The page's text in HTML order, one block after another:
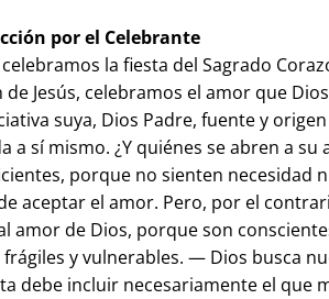
por el Celebrante
la fiesta del Sagrado
de Jesús, celebramos el amor que
suya, Dios Padre, fuente y
a sí mismo. ¿Y quiénes se abren a
porque no sienten necesidad
aceptar el amor. Pero, por el
amor de Dios, porque son
frágiles y vulnerables. — Dios busca
debe incluir necesariamente el que